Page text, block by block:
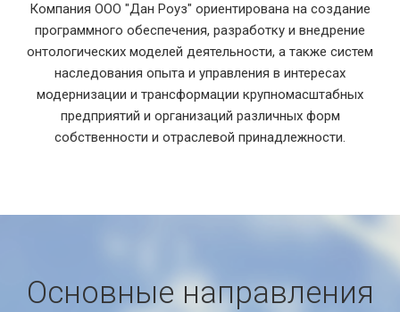
Компания ООО "Дан Роуз" ориентирована на создание
программного обеспечения, разработку и внедрение
онтологических моделей деятельности, а также систем
наследования опыта и управления в интересах
модернизации и трансформации крупномасштабных
предприятий и организаций различных форм
собственности и отраслевой принадлежности.
Основные направления